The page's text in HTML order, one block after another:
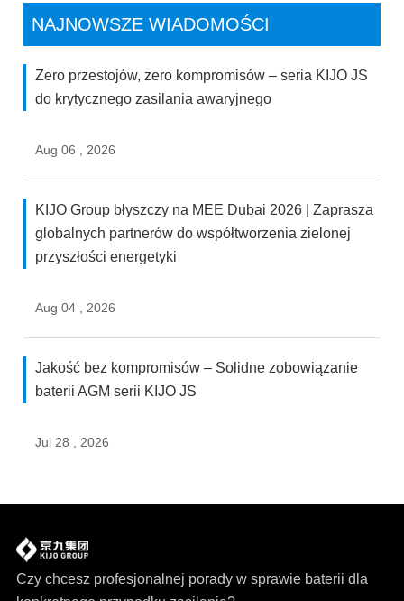
NAJNOWSZE WIADOMOŚCI
Zero przestojów, zero kompromisów – seria KIJO JS
do krytycznego zasilania awaryjnego
Aug 06 , 2026
KIJO Group błyszczy na MEE Dubai 2026 | Zaprasza
globalnych partnerów do współtworzenia zielonej
przyszłości energetyki
Aug 04 , 2026
Jakość bez kompromisów – Solidne zobowiązanie
baterii AGM serii KIJO JS
Jul 28 , 2026
Czy chcesz profesjonalnej porady w sprawie baterii dla